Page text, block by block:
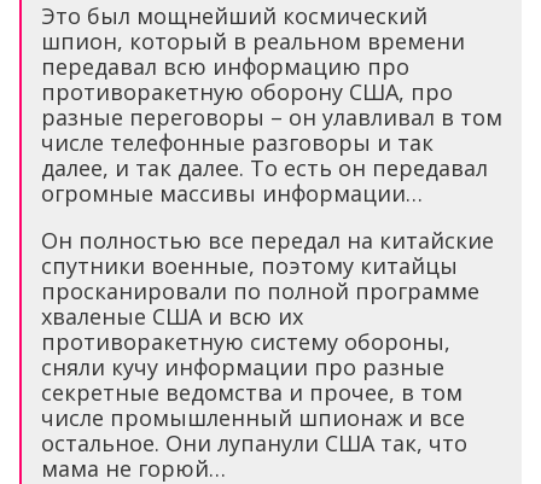
Это был мощнейший космический
шпион, который в реальном времени
передавал всю информацию про
противоракетную оборону США, про
разные переговоры – он улавливал в том
числе телефонные разговоры и так
далее, и так далее. То есть он передавал
огромные массивы информации…
Он полностью все передал на китайские
спутники военные, поэтому китайцы
просканировали по полной программе
хваленые США и всю их
противоракетную систему обороны,
сняли кучу информации про разные
секретные ведомства и прочее, в том
числе промышленный шпионаж и все
остальное. Они лупанули США так, что
мама не горюй…